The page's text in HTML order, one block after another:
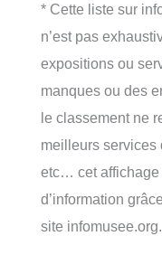
* Cette liste sur
n’est pas
expositions ou
manques ou des
le classement ne
meilleurs services
etc… cet affichage
d’information
site